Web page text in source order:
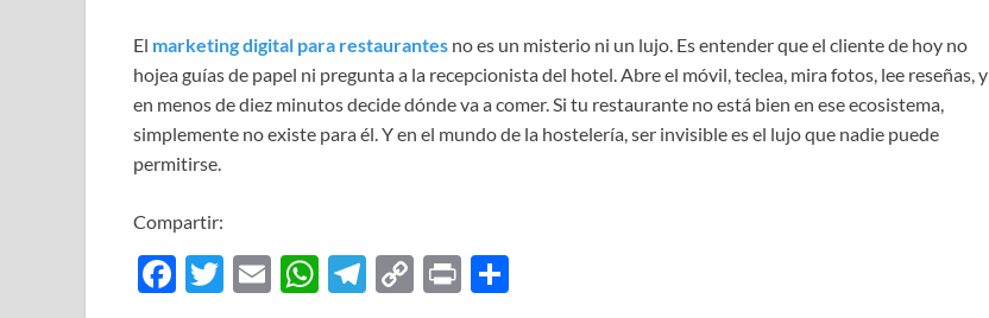
El marketing digital para restaurantes no es un misterio ni un lujo. Es entender que el cliente de hoy no
hojea guías de papel ni pregunta a la recepcionista del hotel. Abre el móvil, teclea, mira fotos, lee reseñas, y
en menos de diez minutos decide dónde va a comer. Si tu restaurante no está bien en ese ecosistema,
simplemente no existe para él. Y en el mundo de la hostelería, ser invisible es el lujo que nadie puede
permitirse.
Compartir:
F
T
E
W T
C
P